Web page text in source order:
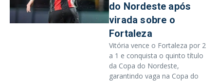
do Nordeste após
virada sobre o
Fortaleza
Vitória vence o Fortaleza por 2
a 1 e conquista o quinto título
da Copa do Nordeste,
garantindo vaga na Copa do